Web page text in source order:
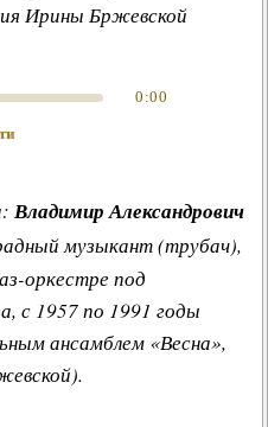
Ирины Бржевской
0:00
Владимир Александрович
музыкант (трубач),
оркестре под
с 1957 по 1991 годы
ансамблем «Весна»,